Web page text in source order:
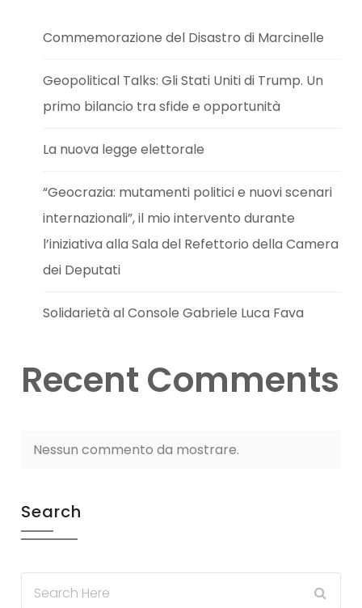
Commemorazione del Disastro di Marcinelle
Geopolitical Talks: Gli Stati Uniti di Trump. Un
primo bilancio tra sfide e opportunità
La nuova legge elettorale
“Geocrazia: mutamenti politici e nuovi scenari
internazionali”, il mio intervento durante
l’iniziativa alla Sala del Refettorio della Camera
dei Deputati
Solidarietà al Console Gabriele Luca Fava
Recent Comments
Nessun commento da mostrare.
Search